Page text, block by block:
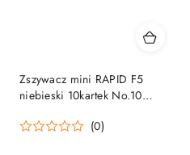
Zszywacz mini RAPID F5
niebieski 10kartek No.10
(0)